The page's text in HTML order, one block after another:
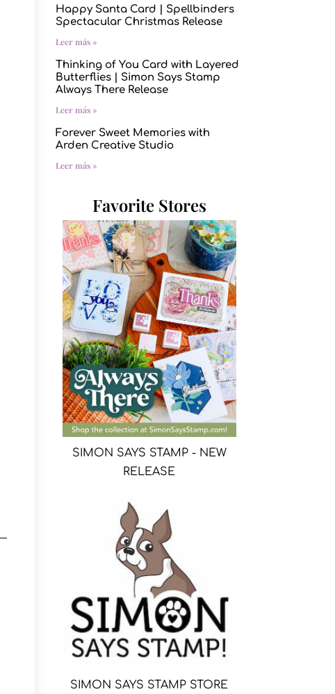
Happy Santa Card | Spellbinders
Spectacular Christmas Release
Leer más »
Thinking of You Card with Layered
Butterflies | Simon Says Stamp
Always There Release
Leer más »
Forever Sweet Memories with
Arden Creative Studio
Leer más »
Favorite Stores
SIMON SAYS STAMP - NEW
RELEASE
SIMON SAYS STAMP STORE